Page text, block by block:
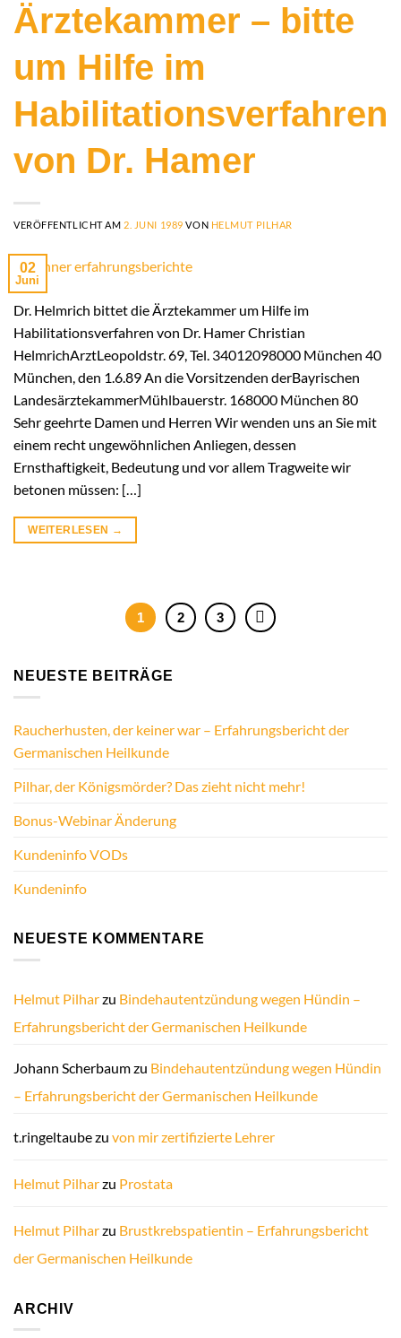
Ärztekammer – bitte
um Hilfe im
Habilitationsverfahren
von Dr. Hamer
VERÖFFENTLICHT AM 2. JUNI 1989 VON HELMUT PILHAR
02
Juni
Dr. Helmrich bittet die Ärztekammer um Hilfe im
Habilitationsverfahren von Dr. Hamer Christian
HelmrichArztLeopoldstr. 69, Tel. 34012098000 München 40
München, den 1.6.89 An die Vorsitzenden derBayrischen
LandesärztekammerMühlbauerstr. 168000 München 80
Sehr geehrte Damen und Herren Wir wenden uns an Sie mit
einem recht ungewöhnlichen Anliegen, dessen
Ernsthaftigkeit, Bedeutung und vor allem Tragweite wir
betonen müssen: […]
WEITERLESEN →
1 2 3
NEUESTE BEITRÄGE
Raucherhusten, der keiner war – Erfahrungsbericht der
Germanischen Heilkunde
Pilhar, der Königsmörder? Das zieht nicht mehr!
Bonus-Webinar Änderung
Kundeninfo VODs
Kundeninfo
NEUESTE KOMMENTARE
Helmut Pilharzu Bindehautentzündung wegen Hündin –
Erfahrungsbericht der Germanischen Heilkunde
Johann Scherbaumzu Bindehautentzündung wegen Hündin
– Erfahrungsbericht der Germanischen Heilkunde
t.ringeltaubezu von mir zertifizierte Lehrer
Helmut Pilharzu Prostata
Helmut Pilharzu Brustkrebspatientin – Erfahrungsbericht
der Germanischen Heilkunde
ARCHIV